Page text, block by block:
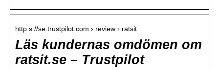
http s://se.trustpilot.com › review › ratsit
Läs kundernas omdömen om
ratsit.se – Trustpilot